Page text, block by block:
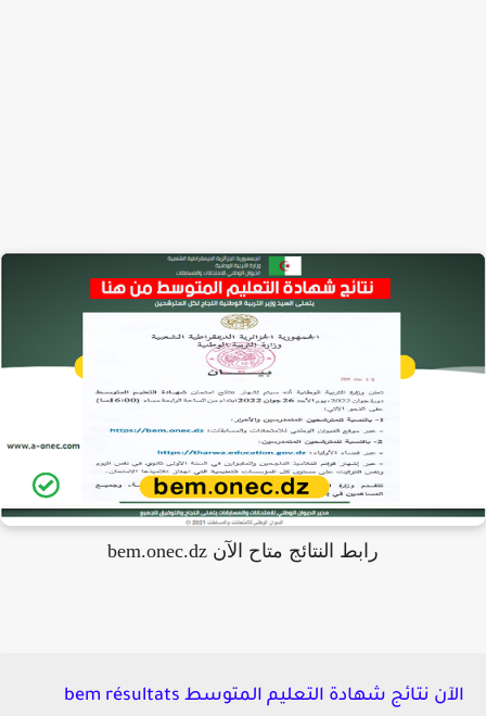
رابط النتائج متاح الآن bem.onec.dz
الآن نتائج شهادة التعليم المتوسط bem résultats